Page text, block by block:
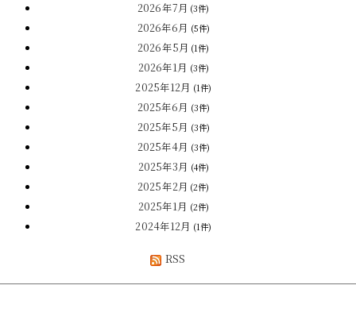
2026年7月 (3件)
2026年6月 (5件)
2026年5月 (1件)
2026年1月 (3件)
2025年12月 (1件)
2025年6月 (3件)
2025年5月 (3件)
2025年4月 (3件)
2025年3月 (4件)
2025年2月 (2件)
2025年1月 (2件)
2024年12月 (1件)
RSS